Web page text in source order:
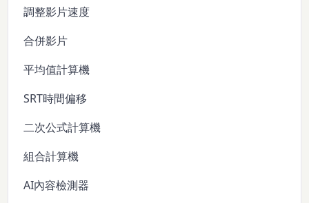
調整影片速度
合併影片
平均值計算機
SRT時間偏移
二次公式計算機
組合計算機
AI內容檢測器